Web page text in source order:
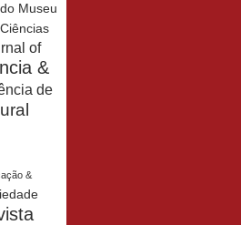
Museu
of
&
de
&